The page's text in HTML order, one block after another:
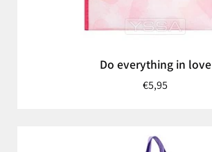
Do everything in love
€5,95